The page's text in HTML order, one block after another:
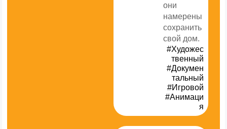
они
намерены
сохранить
свой дом.
#Художес
твенный
#Докумен
тальный
#Игровой
#Анимаци
я